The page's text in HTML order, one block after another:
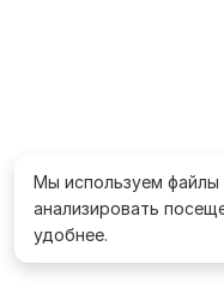
Мы используем файлы
анализировать
удобнее.